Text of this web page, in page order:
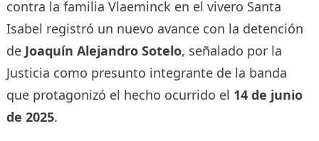
contra la familia Vlaeminck en el vivero Santa
Isabel registró un nuevo avance con la detención
de Joaquín Alejandro Sotelo, señalado por la
Justicia como presunto integrante de la banda
que protagonizó el hecho ocurrido el 14 de junio
de 2025.